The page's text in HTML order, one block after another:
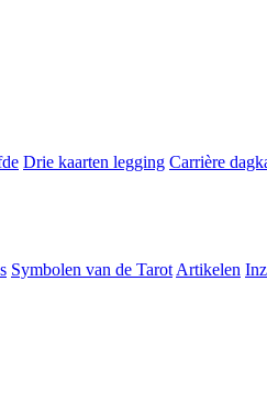
Drie kaarten legging Carrière
Symbolen van de Tarot Artikelen